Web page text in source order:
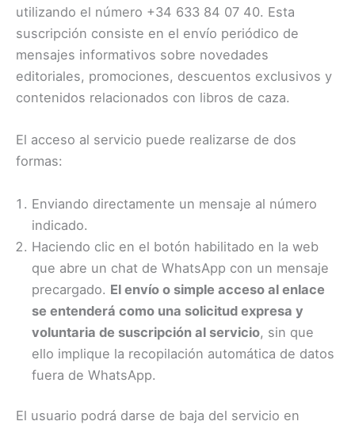
utilizando el número +34 633 84 07 40. Esta
suscripción consiste en el envío periódico de
mensajes informativos sobre novedades
editoriales, promociones, descuentos exclusivos y
contenidos relacionados con libros de caza.
El acceso al servicio puede realizarse de dos
formas:
Enviando directamente un mensaje al número
indicado.
Haciendo clic en el botón habilitado en la web
que abre un chat de WhatsApp con un mensaje
precargado. El envío o simple acceso al enlace
se entenderá como una solicitud expresa y
voluntaria de suscripción al servicio, sin que
ello implique la recopilación automática de datos
fuera de WhatsApp.
El usuario podrá darse de baja del servicio en